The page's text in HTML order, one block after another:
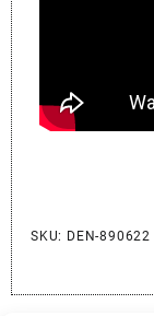
SKU: DEN-890622